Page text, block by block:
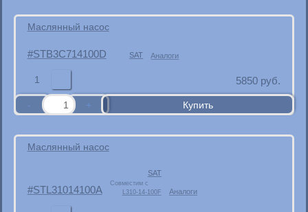
Маслянный насос
STB3C714100D SAT Аналоги
1 5850 руб.
Маслянный насос
STL31014100A
SAT
Совместим с
L310-14-100F
Аналоги